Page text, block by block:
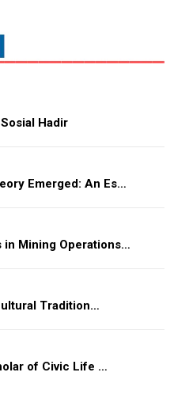
Hadir
Emerged: An Es…
in Mining Operations…
Tradition…
of Civic Life …